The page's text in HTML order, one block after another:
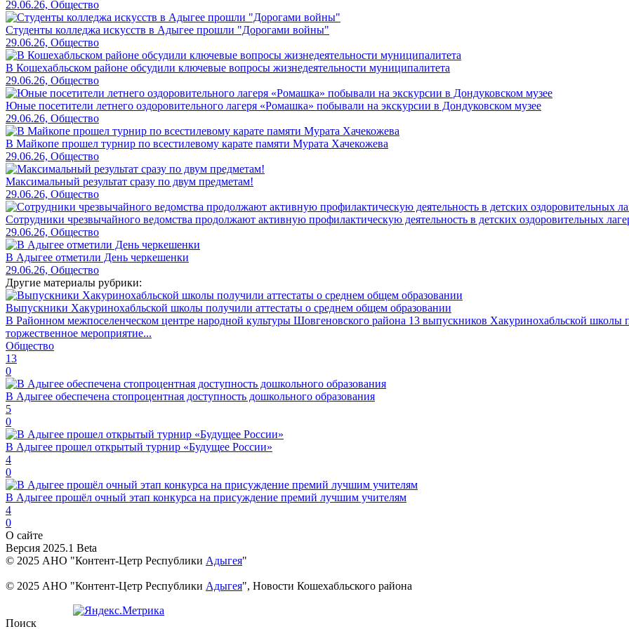
29.06.26, Общество
Студенты колледжа искусств в Адыгее прошли "Дорогами войны"
29.06.26, Общество
В Кошехабльском районе обсудили ключевые вопросы жизнедеятельности муниципалитета
29.06.26, Общество
Юные посетители летнего оздоровительного лагеря «Ромашка» побывали на экскурсии в Дондуковском музее
29.06.26, Общество
В Майкопе прошел турнир по всестилевому карате памяти Мурата Хачекожева
29.06.26, Общество
Максимальный результат сразу по двум предметам!
29.06.26, Общество
Сотрудники чрезвычайного ведомства продолжают активную профилактическую деятельность в детских оздоровительных
29.06.26, Общество
В Адыгее отметили День черкешенки
29.06.26, Общество
Другие материалы рубрики:
Выпускники Хакуринохабльской школы получили аттестаты о среднем общем образовании
В Районном межпоселенческом центре народной культуры Шовгеновского района 13 выпускников Хакуринохабльской школы
торжественное мероприятие...
Общество
13
0
В Адыгее обеспечена стопроцентная доступность дошкольного образования
5
0
В Адыгее прошел открытый турнир «Будущее России»
4
0
В Адыгее прошёл очный этап конкурса на присуждение премий лучшим учителям
4
0
О сайте
Версия 2025.1 Beta
© 2025 АНО "Контент-Цетр Республики Адыгея"
© 2025 АНО "Контент-Цетр Республики Адыгея", Новости Кошехабльского района
Поиск